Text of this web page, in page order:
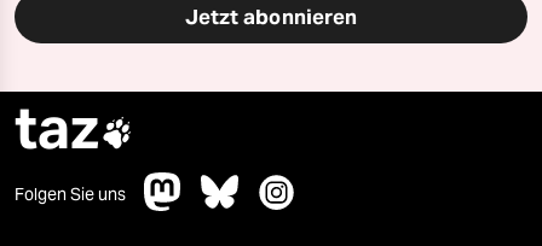
Jetzt abonnieren
taz
Folgen Sie uns